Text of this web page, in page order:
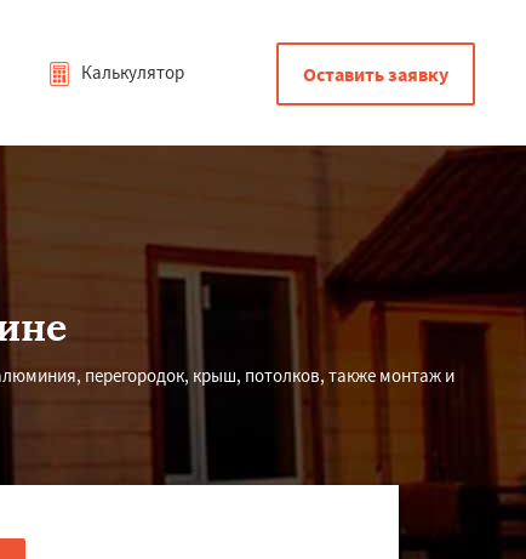
Калькулятор Оставить заявку
перегородок, крыш, потолков, также монтаж и